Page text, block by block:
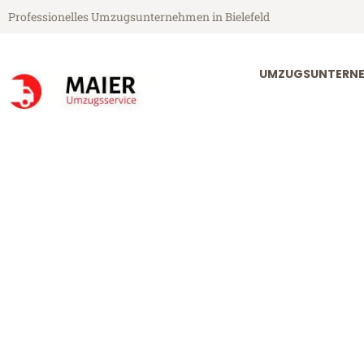
Professionelles Umzugsunternehmen in Bielefeld